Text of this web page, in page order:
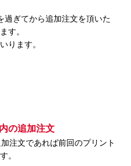
過ぎてから追加注文を頂いた
す。
ります。
の追加注文
注文であれば前回のプリント
。